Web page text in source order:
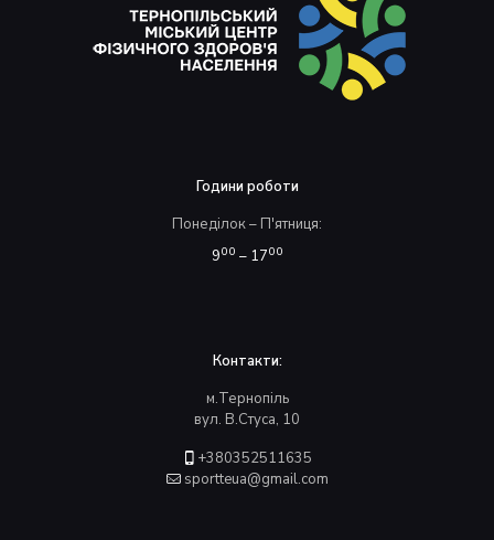
Години роботи
Понеділок – П'ятниця:
900 – 1700
Контакти:
м.Тернопіль
вул. В.Стуса, 10
+380352511635
sportteua@gmail.com